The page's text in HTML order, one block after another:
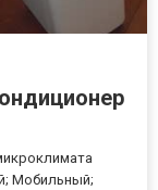
Мобильный;